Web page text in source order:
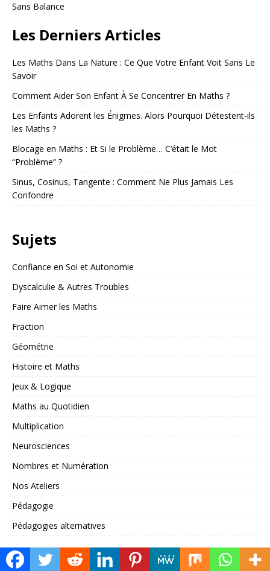
Sans Balance
Les Derniers Articles
Les Maths Dans La Nature : Ce Que Votre Enfant Voit Sans Le
Savoir
Comment Aider Son Enfant À Se Concentrer En Maths ?
Les Enfants Adorent les Énigmes. Alors Pourquoi Détestent-ils
les Maths ?
Blocage en Maths : Et Si le Problème… C’était le Mot
“Problème” ?
Sinus, Cosinus, Tangente : Comment Ne Plus Jamais Les
Confondre
Sujets
Confiance en Soi et Autonomie
Dyscalculie & Autres Troubles
Faire Aimer les Maths
Fraction
Géométrie
Histoire et Maths
Jeux & Logique
Maths au Quotidien
Multiplication
Neurosciences
Nombres et Numération
Nos Ateliers
Pédagogie
Pédagogies alternatives